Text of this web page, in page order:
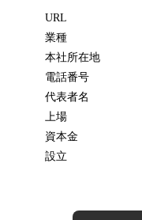
URL
業種
本社所在地
電話番号
代表者名
上場
資本金
設立